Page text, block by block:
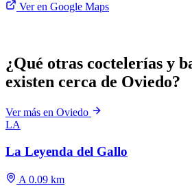
Ver en Google Maps
¿Qué otras coctelerías y
existen cerca de Oviedo?
Ver más en Oviedo
LA
La Leyenda del Gallo
A 0.09 km